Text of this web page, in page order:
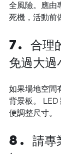
全風險。應由
死機，活動前
7. 合理
免過大過
如果場地空間
背景板。
便調整尺寸。
8. 請專